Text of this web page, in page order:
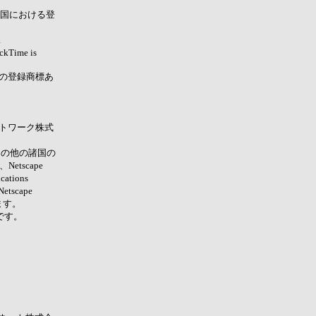
における登
is
登録商標あ
ワーク株式
の他の諸国の
Netscape
。
。